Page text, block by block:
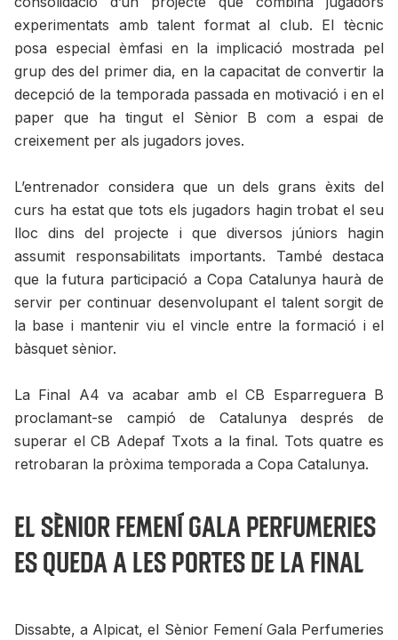
experimentats amb talent format al club. El tècnic
posa especial èmfasi en la implicació mostrada pel
grup des del primer dia, en la capacitat de convertir la
decepció de la temporada passada en motivació i en el
paper que ha tingut el Sènior B com a espai de
creixement per als jugadors joves.
L’entrenador considera que un dels grans èxits del
curs ha estat que tots els jugadors hagin trobat el seu
lloc dins del projecte i que diversos júniors hagin
assumit responsabilitats importants. També destaca
que la futura participació a Copa Catalunya haurà de
servir per continuar desenvolupant el talent sorgit de
la base i mantenir viu el vincle entre la formació i el
bàsquet sènior.
La Final A4 va acabar amb el CB Esparreguera B
proclamant-se campió de Catalunya després de
superar el CB Adepaf Txots a la final. Tots quatre es
retrobaran la pròxima temporada a Copa Catalunya.
El Sènior Femení Gala Perfumeries
es queda a les portes de la final
Dissabte, a Alpicat, el Sènior Femení Gala Perfumeries